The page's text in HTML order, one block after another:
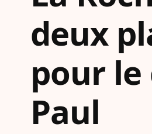
deux
pour
Paul